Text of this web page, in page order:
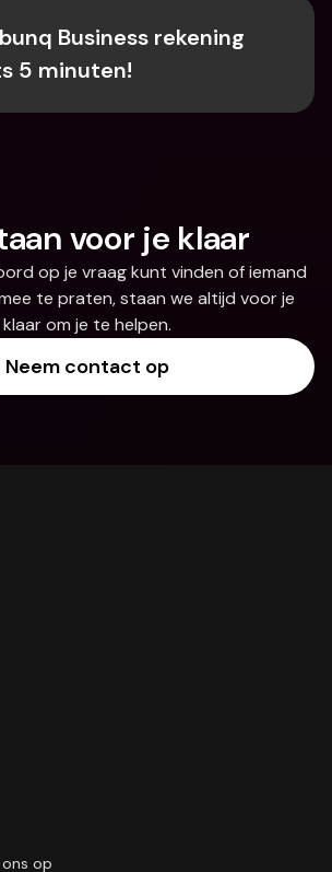
Business rekening
5 minuten!
voor je klaar
op je vraag kunt vinden of iemand
te praten, staan we altijd voor je
klaar om je te helpen.
Neem contact op
op